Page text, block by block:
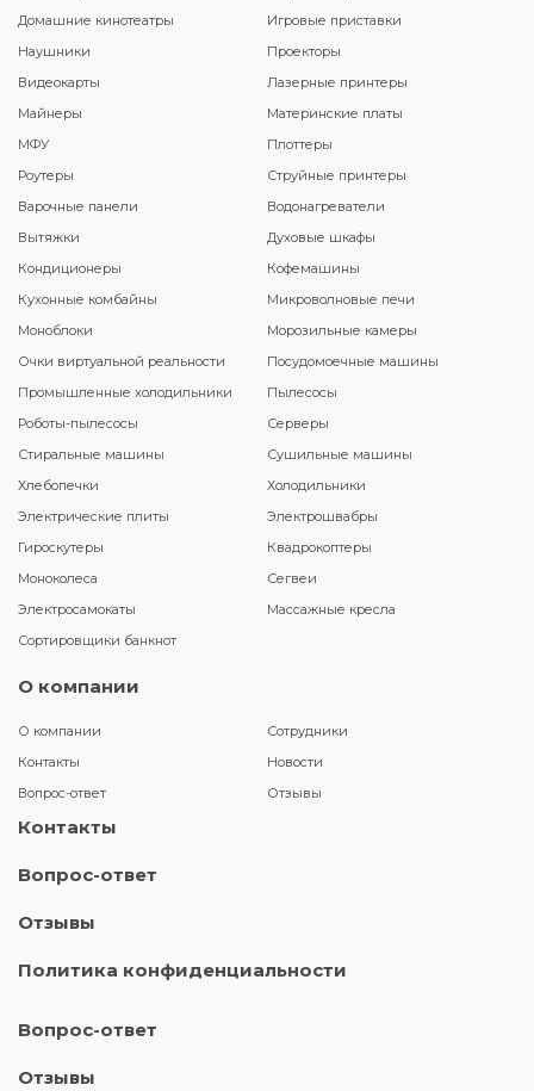
Домашние кинотеатры
Игровые приставки
Наушники
Проекторы
Видеокарты
Лазерные принтеры
Майнеры
Материнские платы
МФУ
Плоттеры
Роутеры
Струйные принтеры
Варочные панели
Водонагреватели
Вытяжки
Духовые шкафы
Кондиционеры
Кофемашины
Кухонные комбайны
Микроволновые печи
Моноблоки
Морозильные камеры
Очки виртуальной реальности
Посудомоечные машины
Промышленные холодильники
Пылесосы
Роботы-пылесосы
Серверы
Стиральные машины
Сушильные машины
Хлебопечки
Холодильники
Электрические плиты
Электрошвабры
Гироскутеры
Квадрокоптеры
Моноколеса
Сегвеи
Электросамокаты
Массажные кресла
Сортировщики банкнот
О компании
О компании
Сотрудники
Контакты
Новости
Вопрос-ответ
Отзывы
Контакты
Вопрос-ответ
Отзывы
Политика конфиденциальности
Вопрос-ответ
Отзывы